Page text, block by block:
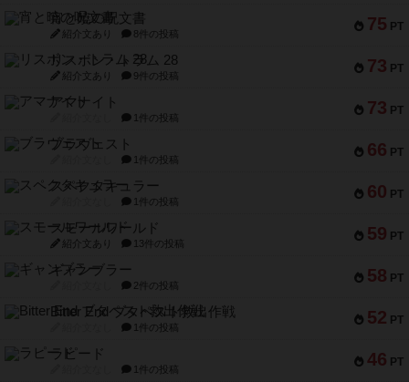
75 PT
宵と暁の呪文書
紹介文あり 8件の投稿
73 PT
リスボン・トラム 28
紹介文あり 9件の投稿
73 PT
アマナイト
1件の投稿
66 PT
ブラヴェスト
1件の投稿
60 PT
スペクタキュラー
1件の投稿
59 PT
スモールワールド
紹介文あり 13件の投稿
58 PT
ギャンブラー
2件の投稿
52 PT
Bitter End ブタペスト救出作戦
1件の投稿
46 PT
ラピード
1件の投稿